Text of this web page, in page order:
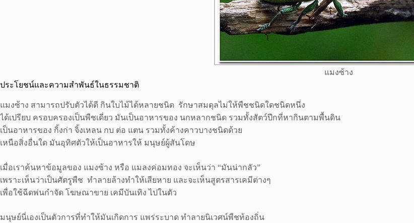
แมงซ้าง
ประโยชน์และความสำพันธ์ในธรรมชาติ
แมงซ้าง สามารถปรับตัวได้ดี กินใบไม้ได้หลายชนิด รักษาสมดุลไม่ให้พืชชนิดใดชนิดหนึ่ง
ได้เปรียบ ครอบครองเป็นพืชเดี่ยว มันเป็นอาหารของ นกหลากชนิด รวมทั้งสัตว์ปีกที่หากินตามพื้นดิน
เป็นอาหารของ กิ้งก่า จิ้งเหลน กบ ต่อ แตน รวมทั้งค้างคาวบางชนิดด้วย
เหนือสิ่งอื่นใด มันอุทิศตัวให้เป็นอาหารให้ มนุษย์ผู้สันโดษ
เมื่อเราค้นหาข้อมูลของ แมงซ้าง หรือ แมลงค่อมทอง จะเห็นว่า “มันน่ากลัว”
เพราะเห็นว่าเป็นศัตรูพืช ทำลายล้างทำให้เสียหาย และจะเห็นสูตรสารเคมีต่างๆ
เพื่อใช้ฉีดพ่นกำจัด โฆษณาขาย เคมีบันเทิง ไปในตัว
มนุษย์นี่เองเป็นตัวการที่ทำให้มันเกิดการ แพร่ระบาด ทำลายนิเวศน์พืชท้องถิ่น